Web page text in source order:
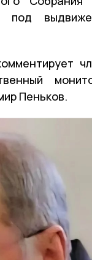
под
Пеньков.